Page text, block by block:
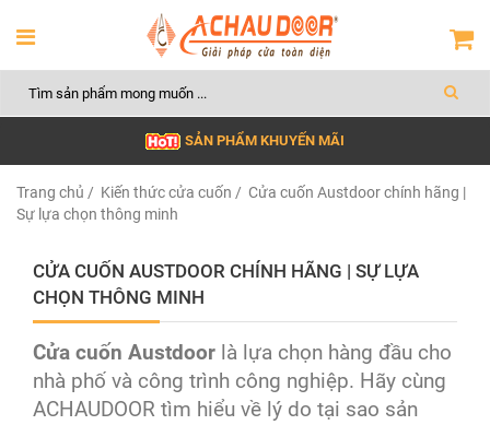
SẢN PHẨM KHUYẾN MÃI
Trang chủ / Kiến thức cửa cuốn / Cửa cuốn Austdoor chính hãng |
Sự lựa chọn thông minh
CỬA CUỐN AUSTDOOR CHÍNH HÃNG | SỰ LỰA
CHỌN THÔNG MINH
Cửa cuốn Austdoor là lựa chọn hàng đầu cho
nhà phố và công trình công nghiệp. Hãy cùng
ACHAUDOOR tìm hiểu về lý do tại sao sản